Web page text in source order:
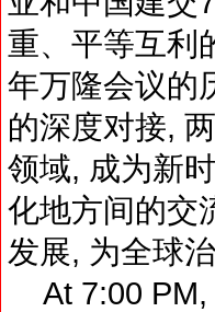
重、平等互利
年万隆会议的
的深度对接,
领域, 成为新
化地方间的交
发展, 为全球
At 7:00 PM,